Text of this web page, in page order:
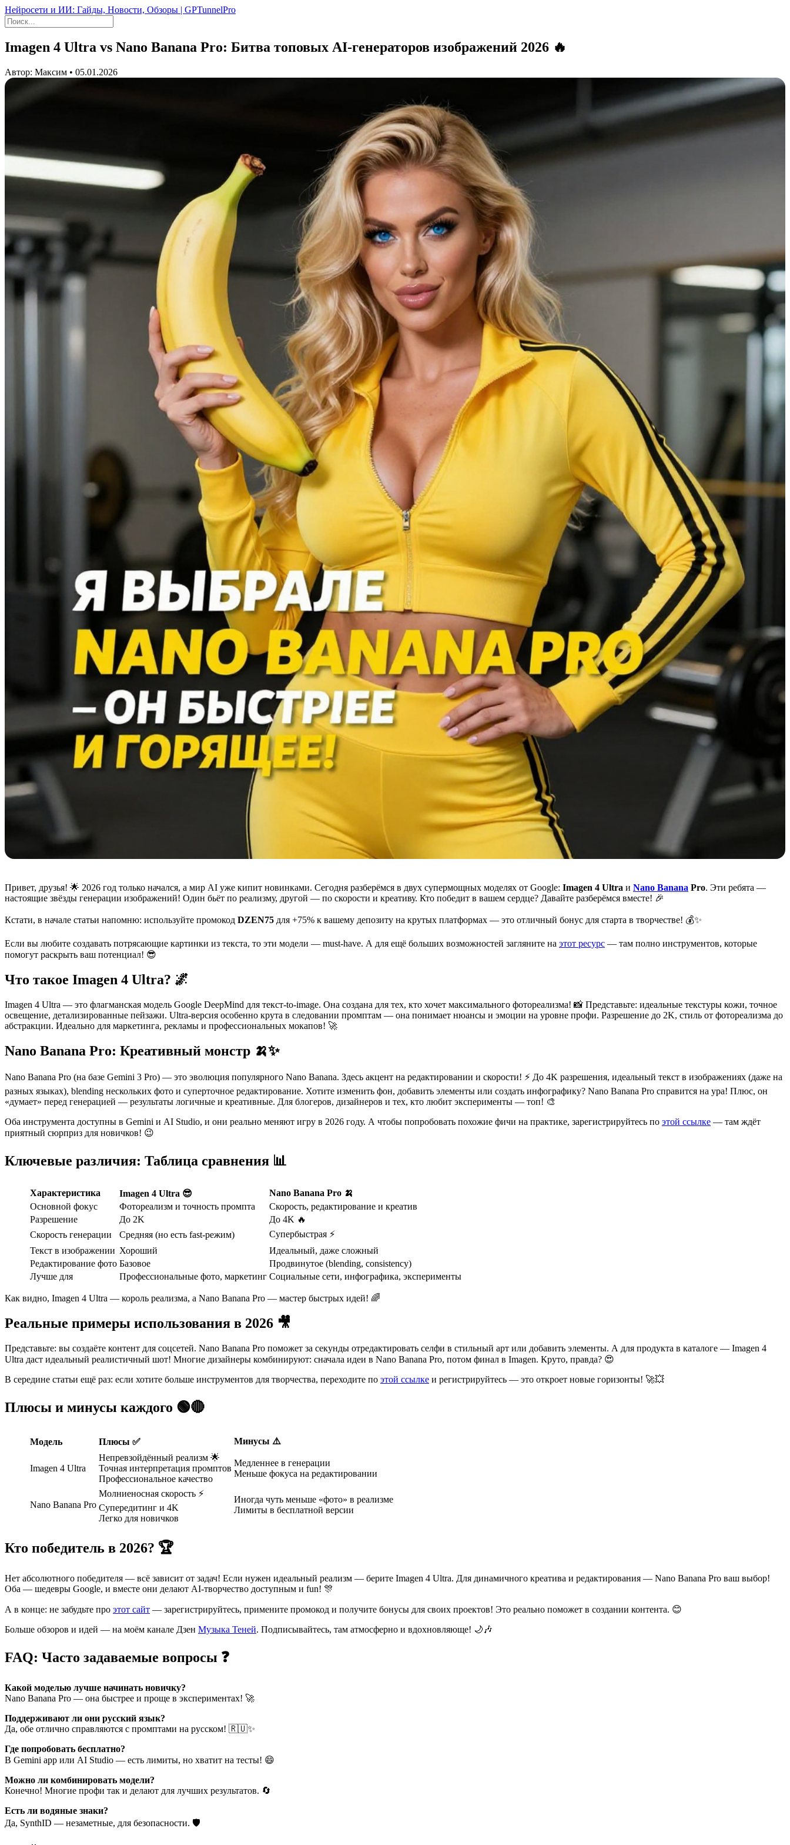
Нейросети и ИИ: Гайды, Новости, Обзоры | GPTunnelPro
Imagen 4 Ultra vs Nano Banana Pro: Битва топовых AI-генераторов изображений 2026 🔥
Автор: Максим • 05.01.2026
Привет, друзья! 🌟 2026 год только начался, а мир AI уже кипит новинками. Сегодня разберёмся в двух супермощных моделях от Google: Imagen 4 Ultra и Nano Banana Pro. Эти ребята —
настоящие звёзды генерации изображений! Один бьёт по реализму, другой — по скорости и креативу. Кто победит в вашем сердце? Давайте разберёмся вместе! 🎉
Кстати, в начале статьи напомню: используйте промокод DZEN75 для +75% к вашему депозиту на крутых платформах — это отличный бонус для старта в творчестве! 💰✨
Если вы любите создавать потрясающие картинки из текста, то эти модели — must-have. А для ещё больших возможностей загляните на этот ресурс — там полно инструментов, которые
помогут раскрыть ваш потенциал! 😎
Что такое Imagen 4 Ultra? 🌌
Imagen 4 Ultra — это флагманская модель Google DeepMind для текст-to-image. Она создана для тех, кто хочет максимального фотореализма! 📸 Представьте: идеальные текстуры кожи, точное
освещение, детализированные пейзажи. Ultra-версия особенно крута в следовании промптам — она понимает нюансы и эмоции на уровне профи. Разрешение до 2K, стиль от фотореализма до
абстракции. Идеально для маркетинга, рекламы и профессиональных мокапов! 🚀
Nano Banana Pro: Креативный монстр 🍌✨
Nano Banana Pro (на базе Gemini 3 Pro) — это эволюция популярного Nano Banana. Здесь акцент на редактировании и скорости! ⚡ До 4K разрешения, идеальный текст в изображениях (даже на
разных языках), blending нескольких фото и суперточное редактирование. Хотите изменить фон, добавить элементы или создать инфографику? Nano Banana Pro справится на ура! Плюс, он
«думает» перед генерацией — результаты логичные и креативные. Для блогеров, дизайнеров и тех, кто любит эксперименты — топ! 🎨
Оба инструмента доступны в Gemini и AI Studio, и они реально меняют игру в 2026 году. А чтобы попробовать похожие фичи на практике, зарегистрируйтесь по этой ссылке — там ждёт
приятный сюрприз для новичков! 😉
Ключевые различия: Таблица сравнения 📊
Характеристика Imagen 4 Ultra 😎
Nano Banana Pro 🍌
Основной фокус
Фотореализм и точность промпта
Скорость, редактирование и креатив
Разрешение
До 2K
До 4K 🔥
Скорость генерации
Средняя (но есть fast-режим)
Супербыстрая ⚡
Текст в изображении Хороший
Идеальный, даже сложный
Редактирование фото Базовое
Продвинутое (blending, consistency)
Лучше для
Профессиональные фото, маркетинг Социальные сети, инфографика, эксперименты
Как видно, Imagen 4 Ultra — король реализма, а Nano Banana Pro — мастер быстрых идей! 🌈
Реальные примеры использования в 2026 🎥
Представьте: вы создаёте контент для соцсетей. Nano Banana Pro поможет за секунды отредактировать селфи в стильный арт или добавить элементы. А для продукта в каталоге — Imagen 4
Ultra даст идеальный реалистичный шот! Многие дизайнеры комбинируют: сначала идеи в Nano Banana Pro, потом финал в Imagen. Круто, правда? 😍
В середине статьи ещё раз: если хотите больше инструментов для творчества, переходите по этой ссылке и регистрируйтесь — это откроет новые горизонты! 🚀💥
Плюсы и минусы каждого 🟢🔴
Модель Плюсы ✅ Минусы ⚠️
Imagen 4 Ultra
Непревзойдённый реализм 🌟
Точная интерпретация промптов
Профессиональное качество
Медленнее в генерации
Меньше фокуса на редактировании
Nano Banana Pro
Молниеносная скорость ⚡
Супередитинг и 4K
Легко для новичков
Иногда чуть меньше «фото» в реализме
Лимиты в бесплатной версии
Кто победитель в 2026? 🏆
Нет абсолютного победителя — всё зависит от задач! Если нужен идеальный реализм — берите Imagen 4 Ultra. Для динамичного креатива и редактирования — Nano Banana Pro ваш выбор!
Оба — шедевры Google, и вместе они делают AI-творчество доступным и fun! 🎊
А в конце: не забудьте про этот сайт — зарегистрируйтесь, примените промокод и получите бонусы для своих проектов! Это реально поможет в создании контента. 😊
Больше обзоров и идей — на моём канале Дзен Музыка Теней. Подписывайтесь, там атмосферно и вдохновляюще! 🌙🎶
FAQ: Часто задаваемые вопросы ❓
Какой моделью лучше начинать новичку?
Nano Banana Pro — она быстрее и проще в экспериментах! 🚀
Поддерживают ли они русский язык?
Да, обе отлично справляются с промптами на русском! 🇷🇺✨
Где попробовать бесплатно?
В Gemini app или AI Studio — есть лимиты, но хватит на тесты! 😄
Можно ли комбинировать модели?
Конечно! Многие профи так и делают для лучших результатов. 🔄
Есть ли водяные знаки?
Да, SynthID — незаметные, для безопасности. 🛡️